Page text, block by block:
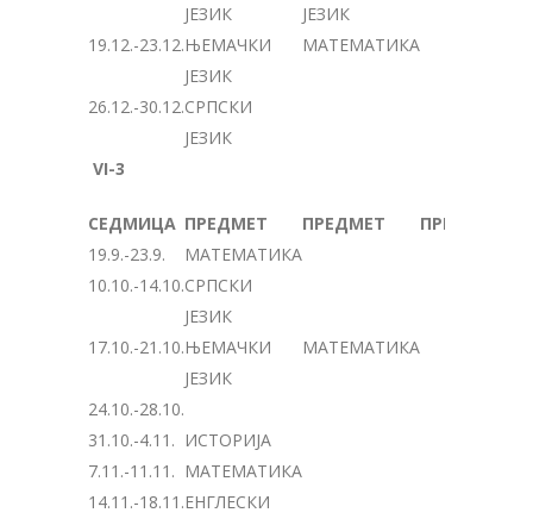
ЈЕЗИК
ЈЕЗИК
19.12.-23.12.ЊЕМАЧКИ
ЈЕЗИК
МАТЕМАТИКА
26.12.-30.12.СРПСКИ
ЈЕЗИК
VI-3
СЕДМИЦА ПРЕДМЕТ ПРЕДМЕТ
ПРЕДМЕТ
19.9.-23.9.
МАТЕМАТИКА
10.10.-14.10.СРПСКИ
ЈЕЗИК
17.10.-21.10.ЊЕМАЧКИ
ЈЕЗИК
МАТЕМАТИКА
24.10.-28.10.
31.10.-4.11. ИСТОРИЈА
7.11.-11.11. МАТЕМАТИКА
14.11.-18.11.ЕНГЛЕСКИ